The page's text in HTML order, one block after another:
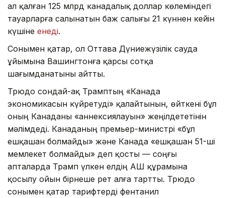
ал қалған 125 млрд канадалық доллар көлеміндегі
тауарларға салынатын баж салығы 21 күннен кейін
күшіне енеді.
Сонымен қатар, ол Оттава Дүниежүзілік сауда
ұйымына Вашингтонға қарсы сотқа
шағымданатыны айтты.
Трюдо сондай-ақ Трамптың «Канада
экономикасын күйретуді» қалайтынын, өйткені бұл
оның Канаданы «аннексиялауын» жеңілдететінін
мәлімдеді. Канаданың премьер-министрі «бұл
ешқашан болмайды» және Канада «ешқашан 51-ші
мемлекет болмайды» деп қосты — соңғы
апталарда Трамп үлкен елдің АҚШ құрамына
қосылу ойын бірнеше рет алға тартты. Трюдо
сонымен қатар тарифтерді фентанил